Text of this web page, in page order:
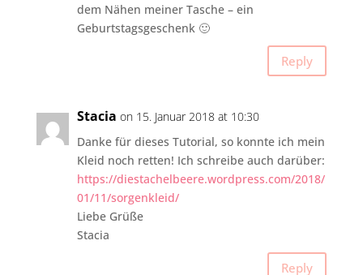
dem Nähen meiner Tasche – ein
Geburtstagsgeschenk 🙂
Reply
Stacia on 15. Januar 2018 at 10:30
Danke für dieses Tutorial, so konnte ich mein
Kleid noch retten! Ich schreibe auch darüber:
https://diestachelbeere.wordpress.com/2018/
01/11/sorgenkleid/
Liebe Grüße
Stacia
Reply